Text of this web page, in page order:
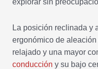
explorar sin
La posición reclinada y
ergonómico de
relajado y una mayor
conducción y su bajo